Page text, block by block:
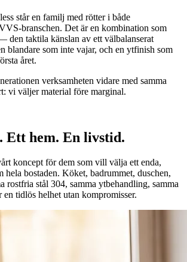
står en familj med rötter i både
branschen. Det är en kombination som
den taktila känslan av ett välbalanserat
blandare som inte vajar, och en ytfinish som
året.
verksamheten vidare med samma
vi väljer material före marginal.
Ett hem. En livstid.
koncept för dem som vill välja ett enda,
hela bostaden. Köket, badrummet, duschen,
rostfria stål 304, samma ytbehandling, samma
tidlös helhet utan kompromisser.